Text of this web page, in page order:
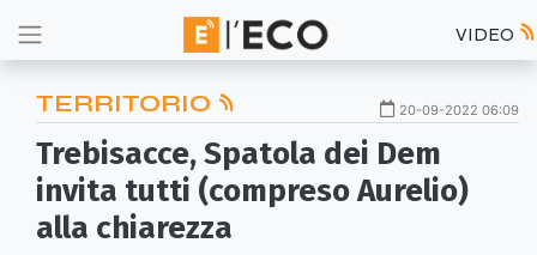
VIDEO
TERRITORIO 20-09-2022 06:09
Trebisacce, Spatola dei Dem
invita tutti (compreso Aurelio)
alla chiarezza